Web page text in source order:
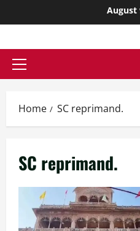
August
Home SC reprimand.
SC reprimand.